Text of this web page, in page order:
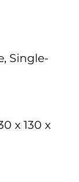
Single-
x 130 x